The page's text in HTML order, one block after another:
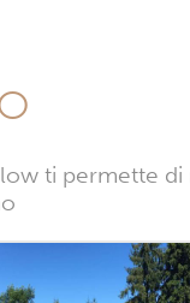
ti permette di